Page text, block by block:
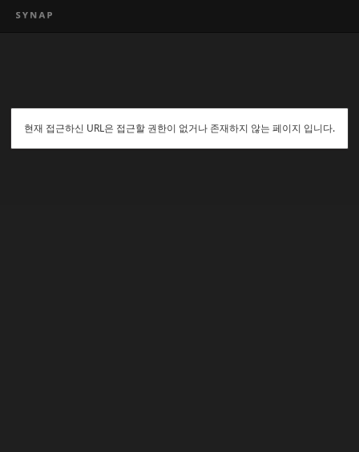
현재 접근하신 URL은 접근할 권한이 없거나 존재하지 않는 페이지 입니다.